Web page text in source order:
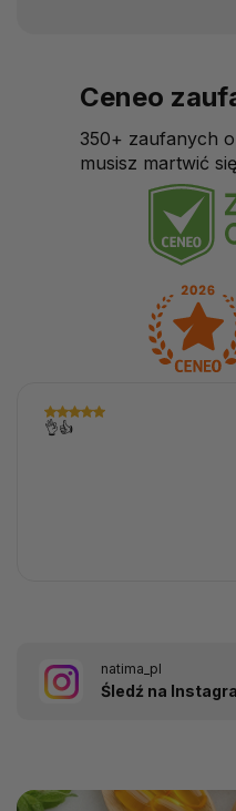
Ceneo
350+ zaufanych
musisz martwić
👌👍
natima_pl
Śledź na